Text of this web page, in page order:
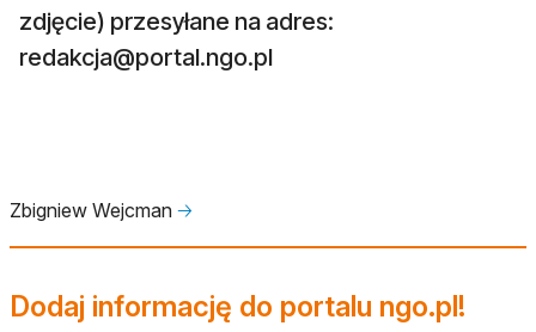
zdjęcie) przesyłane na adres:
redakcja@portal.ngo.pl
Zbigniew Wejcman 🡢
Dodaj informację do portalu ngo.pl!